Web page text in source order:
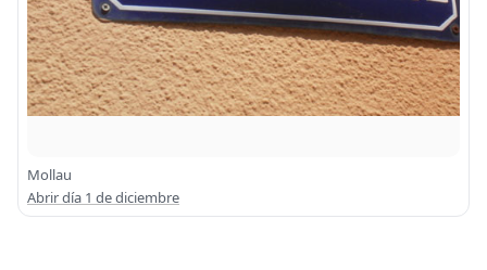
Mollau
Abrir día 1 de diciembre